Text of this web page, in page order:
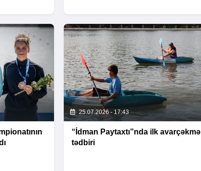
25.07.2026 - 17:43
“İdman Paytaxtı”nda ilk avarçəkmə
tədbiri